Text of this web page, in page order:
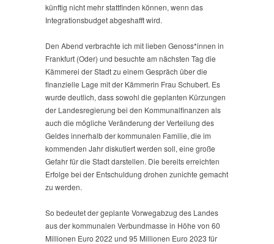
künftig nicht mehr stattfinden können, wenn das
Integrationsbudget abgeshafft wird.
Den Abend verbrachte ich mit lieben Genoss*innen in
Frankfurt (Oder) und besuchte am nächsten Tag die
Kämmerei der Stadt zu einem Gespräch über die
finanzielle Lage mit der Kämmerin Frau Schubert. Es
wurde deutlich, dass sowohl die geplanten Kürzungen
der Landesregierung bei den Kommunalfinanzen als
auch die mögliche Veränderung der Verteilung des
Geldes innerhalb der kommunalen Familie, die im
kommenden Jahr diskutiert werden soll, eine große
Gefahr für die Stadt darstellen. Die bereits erreichten
Erfolge bei der Entschuldung drohen zunichte gemacht
zu werden.
So bedeutet der geplante Vorwegabzug des Landes
aus der kommunalen Verbundmasse in Höhe von 60
Millionen Euro 2022 und 95 Millionen Euro 2023 für